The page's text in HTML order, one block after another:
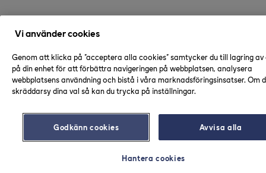
Vi använder cookies
Genom att klicka på "acceptera alla cookies" samtycker du till lagring av
på din enhet för att förbättra navigeringen på webbplatsen, analysera
webbplatsens användning och bistå i våra marknadsföringsinsatser. Om
skräddarsy dina val så kan du trycka på inställningar.
Godkänn cookies Avvisa alla
Hantera cookies